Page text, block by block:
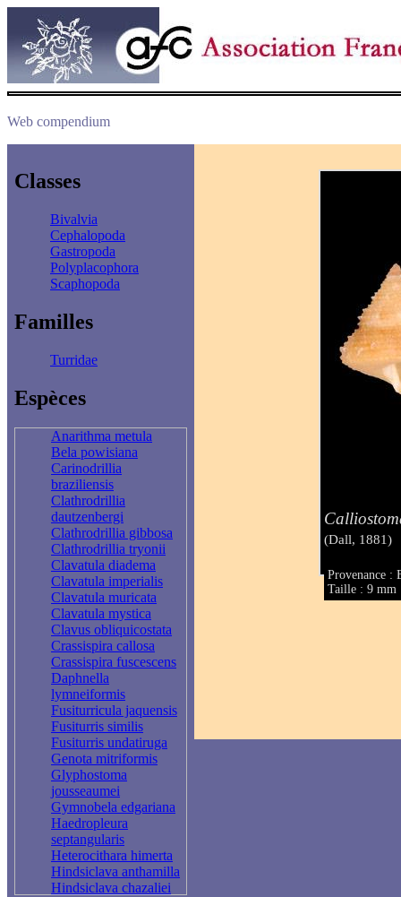
Web compendium
Classes
Bivalvia
Cephalopoda
Gastropoda
Polyplacophora
Scaphopoda
Familles
Turridae
Espèces
Anarithma metula
Bela powisiana
Carinodrillia
braziliensis
Clathrodrillia
dautzenbergi
Clathrodrillia gibbosa
Clathrodrillia tryonii
Clavatula diadema
Clavatula imperialis
Clavatula muricata
Clavatula mystica
Clavus obliquicostata
Crassispira callosa
Crassispira fuscescens
Daphnella
lymneiformis
Fusiturricula jaquensis
Fusiturris similis
Fusiturris undatiruga
Genota mitriformis
Glyphostoma
jousseaumei
Gymnobela edgariana
Haedropleura
septangularis
Heterocithara himerta
Hindsiclava anthamilla
Hindsiclava chazaliei
(Dall, 1881)
Provenance :
Taille : 9 mm